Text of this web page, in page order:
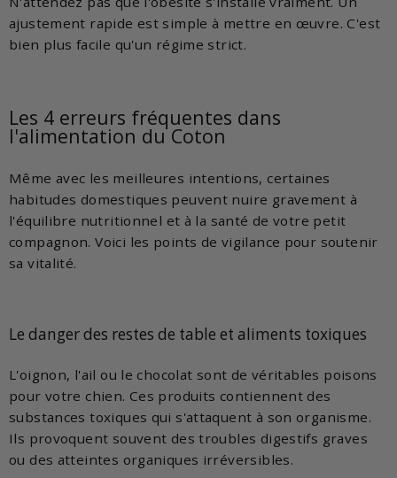
ajustement rapide est simple à mettre en œuvre. C'est
bien plus facile qu'un régime strict.
Les 4 erreurs fréquentes dans
l'alimentation du Coton
Même avec les meilleures intentions, certaines
habitudes domestiques peuvent nuire gravement à
l'équilibre nutritionnel et à la santé de votre petit
compagnon. Voici les points de vigilance pour soutenir
sa vitalité.
Le danger des restes de table et aliments toxiques
L'oignon, l'ail ou le chocolat sont de véritables poisons
pour votre chien. Ces produits contiennent des
substances toxiques qui s'attaquent à son organisme.
Ils provoquent souvent des troubles digestifs graves
ou des atteintes organiques irréversibles.